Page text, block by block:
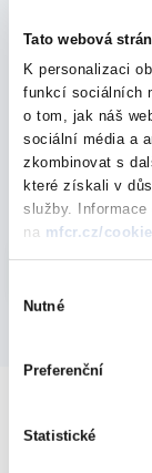
Tato webová
K personalizaci
funkcí sociálních
o tom, jak náš
sociální média a
zkombinovat s
které získali v
služby.
na mfcr.cz/
souhlasu
Nutné
Preferenční
Statistické
květen
Přehled
podobných
28. května 2008
Vyberte